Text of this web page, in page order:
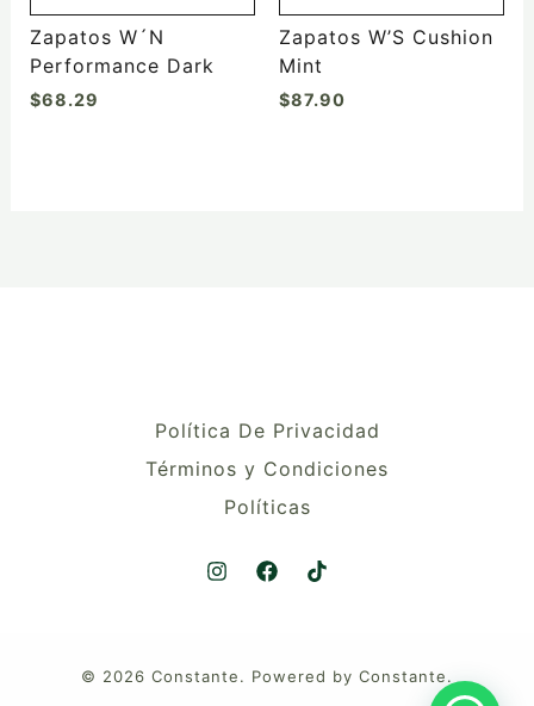
la
página
producto
Zapatos W´N
Performance Dark
$68.29
la
página
producto
Zapatos W’S Cushion
Mint
$87.90
Política De Privacidad
Términos y Condiciones
Políticas
© 2026 Constante. Powered by Constante.